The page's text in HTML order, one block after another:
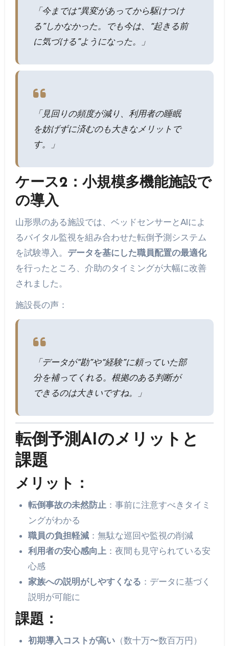
「今までは“異変があってから駆けつけ
る”しかなかった。でも今は、“起きる前
に気づける”ようになった。」
「見回りの頻度が減り、利用者の睡眠
を妨げずに済むのも大きなメリットで
す。」
ケース2：小規模多機能施設で
の導入
山形県のある施設では、ベッドセンサーとAIによ
るバイタル監視を組み合わせた転倒予測システム
を試験導入。 データを基にした職員配置の最適化
を行ったところ、介助のタイミングが大幅に改善
されました。
施設長の声：
「データが“勘”や“経験”に頼っていた部
分を補ってくれる。根拠のある判断が
できるのは大きいですね。」
転倒予測AIのメリットと
課題
メリット：
転倒事故の未然防止 ：事前に注意すべきタイミ
ングがわかる
職員の負担軽減 ：無駄な巡回や監視の削減
利用者の安心感向上 ：夜間も見守られている安
心感
家族への説明がしやすくなる ：データに基づく
説明が可能に
課題：
初期導入コストが高い （数十万〜数百万円）